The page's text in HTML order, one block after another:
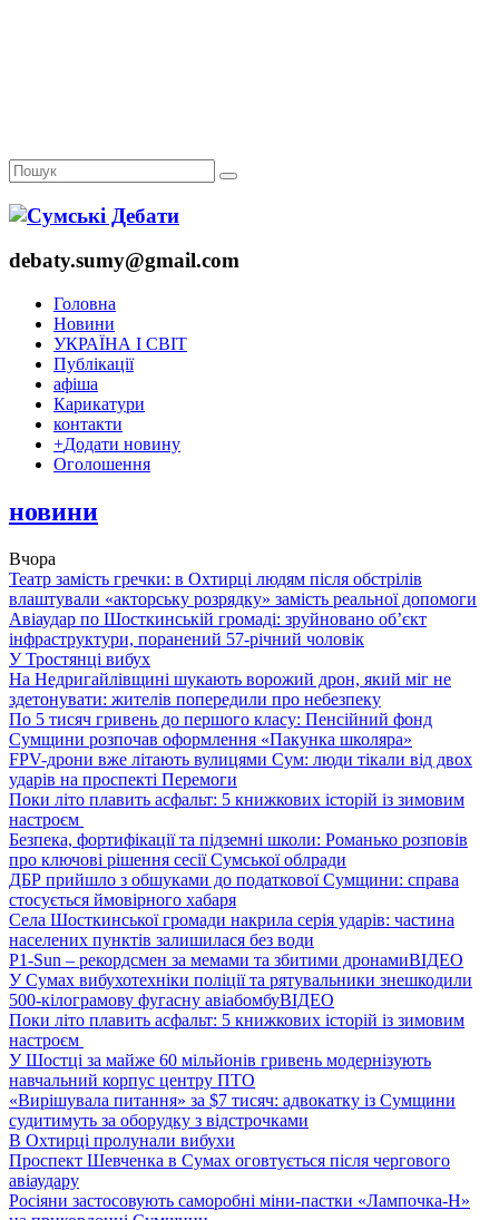
debaty.sumy@gmail.com
Головна
Новини
УКРАЇНА І СВІТ
Публікації
афіша
Карикатури
контакти
+Додати новину
Оголошення
новини
Вчора
Театр замість гречки: в Охтирці людям після обстрілів
влаштували «акторську розрядку» замість реальної допомоги
Авіаудар по Шосткинській громаді: зруйновано об’єкт
інфраструктури, поранений 57-річний чоловік
У Тростянці вибух
На Недригайлівщині шукають ворожий дрон, який міг не
здетонувати: жителів попередили про небезпеку
По 5 тисяч гривень до першого класу: Пенсійний фонд
Сумщини розпочав оформлення «Пакунка школяра»
FPV-дрони вже літають вулицями Сум: люди тікали від двох
ударів на проспекті Перемоги
Поки літо плавить асфальт: 5 книжкових історій із зимовим
настроєм
Безпека, фортифікації та підземні школи: Романько розповів
про ключові рішення сесії Сумської облради
ДБР прийшло з обшуками до податкової Сумщини: справа
стосується ймовірного хабаря
Села Шосткинської громади накрила серія ударів: частина
населених пунктів залишилася без води
P1-Sun – рекордсмен за мемами та збитими дронамиВІДЕО
У Сумах вибухотехніки поліції та рятувальники знешкодили
500-кілограмову фугасну авіабомбуВІДЕО
Поки літо плавить асфальт: 5 книжкових історій із зимовим
настроєм
У Шостці за майже 60 мільйонів гривень модернізують
навчальний корпус центру ПТО
«Вирішувала питання» за $7 тисяч: адвокатку із Сумщини
судитимуть за оборудку з відстрочками
В Охтирці пролунали вибухи
Проспект Шевченка в Сумах оговтується після чергового
авіаудару
Росіяни застосовують саморобні міни-пастки «Лампочка-Н»